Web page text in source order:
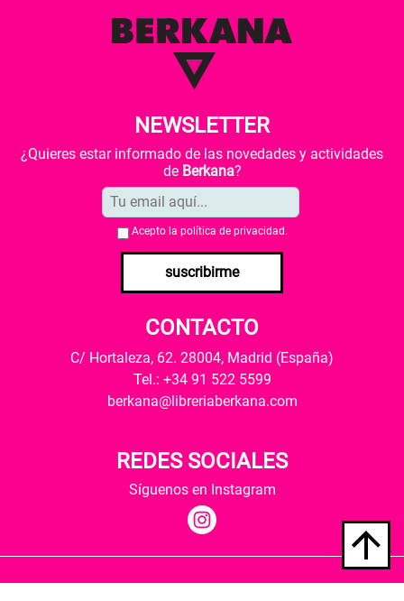
NEWSLETTER
¿Quieres estar informado de las novedades y actividades
de Berkana?
Acepto la política de privacidad .
suscribirme
CONTACTO
C/ Hortaleza, 62. 28004, Madrid (España)
Tel.: +34 91 522 5599
berkana@libreriaberkana.com
REDES SOCIALES
Síguenos en Instagram